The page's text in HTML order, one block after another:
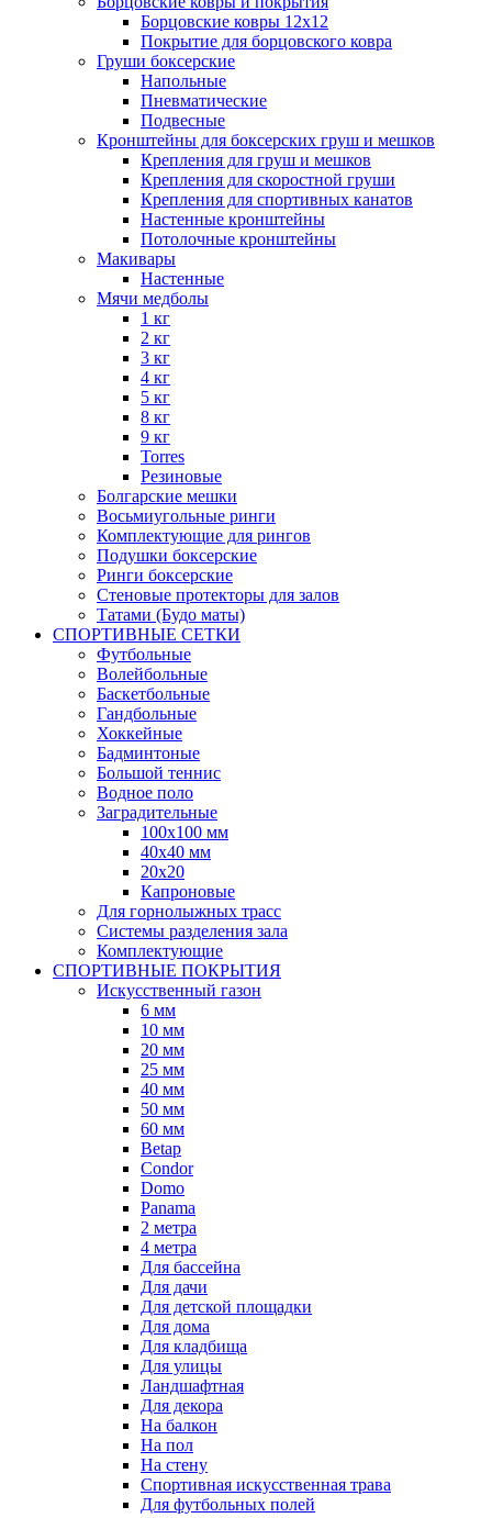
Борцовские ковры 12х12
Покрытие для борцовского ковра
Груши боксерские
Напольные
Пневматические
Подвесные
Кронштейны для боксерских груш и мешков
Крепления для груш и мешков
Крепления для скоростной груши
Крепления для спортивных канатов
Настенные кронштейны
Потолочные кронштейны
Макивары
Настенные
Мячи медболы
1 кг
2 кг
3 кг
4 кг
5 кг
8 кг
9 кг
Torres
Резиновые
Болгарские мешки
Восьмиугольные ринги
Комплектующие для рингов
Подушки боксерские
Ринги боксерские
Стеновые протекторы для залов
Татами (Будо маты)
СПОРТИВНЫЕ СЕТКИ
Футбольные
Волейбольные
Баскетбольные
Гандбольные
Хоккейные
Бадминтоные
Большой теннис
Водное поло
Заградительные
100х100 мм
40х40 мм
20х20
Капроновые
Для горнолыжных трасс
Системы разделения зала
Комплектующие
СПОРТИВНЫЕ ПОКРЫТИЯ
Искусственный газон
6 мм
10 мм
20 мм
25 мм
40 мм
50 мм
60 мм
Betap
Condor
Domo
Panama
2 метра
4 метра
Для бассейна
Для дачи
Для детской площадки
Для дома
Для кладбища
Для улицы
Ландшафтная
Для декора
На балкон
На пол
На стену
Спортивная искусственная трава
Для футбольных полей